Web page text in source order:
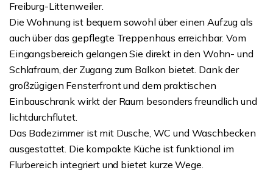
Freiburg-Littenweiler.
Die Wohnung ist bequem sowohl über einen Aufzug als
auch über das gepflegte Treppenhaus erreichbar. Vom
Eingangsbereich gelangen Sie direkt in den Wohn- und
Schlafraum, der Zugang zum Balkon bietet. Dank der
großzügigen Fensterfront und dem praktischen
Einbauschrank wirkt der Raum besonders freundlich und
lichtdurchflutet.
Das Badezimmer ist mit Dusche, WC und Waschbecken
ausgestattet. Die kompakte Küche ist funktional im
Flurbereich integriert und bietet kurze Wege.